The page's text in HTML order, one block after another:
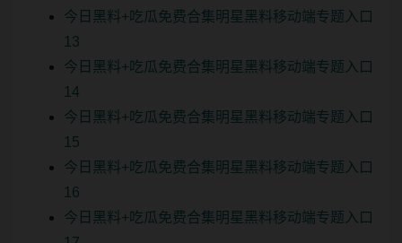
今日黑料+吃瓜免费合集明星黑料移动端专题入口
13
今日黑料+吃瓜免费合集明星黑料移动端专题入口
14
今日黑料+吃瓜免费合集明星黑料移动端专题入口
15
今日黑料+吃瓜免费合集明星黑料移动端专题入口
16
今日黑料+吃瓜免费合集明星黑料移动端专题入口